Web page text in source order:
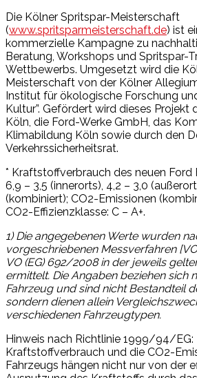
Die Kölner Spritspar-Meisterschaft
(www.spritsparmeisterschaft.de) ist
kommerzielle Kampagne zu
Beratung, Workshops und Spritspar-
Wettbewerbs. Umgesetzt wird die
Meisterschaft von der Kölner
Institut für ökologische Forschung
Kultur”. Gefördert wird dieses Projekt
Köln, die Ford-Werke GmbH, das
Klimabildung Köln sowie durch den
Verkehrssicherheitsrat.
* Kraftstoffverbrauch des neuen Ford
6,9 – 3,5 (innerorts), 4,2 – 3,0
(kombiniert); CO2-Emissionen
CO2-Effizienzklasse: C – A+.
1) Die angegebenen Werte wurden
vorgeschriebenen Messverfahren
VO (EG) 692/2008 in der jeweils
ermittelt. Die Angaben beziehen sich
Fahrzeug und sind nicht Bestandteil
sondern dienen allein
verschiedenen Fahrzeugtypen.
Hinweis nach Richtlinie 1999/94/EG:
Kraftstoffverbrauch und die CO2-
Fahrzeugs hängen nicht nur von der